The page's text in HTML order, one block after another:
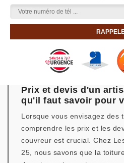
Prix et devis d'un
qu'il faut savoir pour
Lorsque vous envisagez des
comprendre les prix et les
couvreur est crucial. Chez
25, nous savons que la